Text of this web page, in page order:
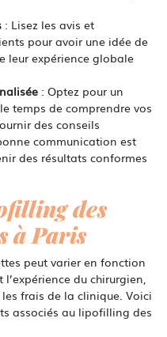
: Lisez les avis et
pour avoir une idée de
leur expérience globale
: Optez pour un
temps de comprendre vos
des conseils
communication est
des résultats conformes
des
à Paris
peut varier en fonction
du chirurgien,
frais de la clinique. Voici
associés au lipofilling des